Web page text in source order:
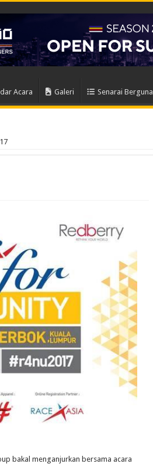
Acara Galeri Senarai Berguna
bakal menganjurkan bersama acara